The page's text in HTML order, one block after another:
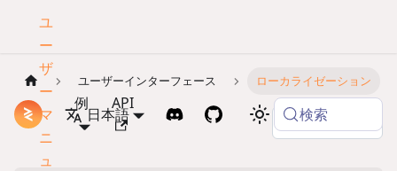
ドキュメント
ユ
ー
ザ
ー
マ
ニ
ュ
例 API
日本語 検索
ユーザーインターフェース ローカライゼーション
Copy page